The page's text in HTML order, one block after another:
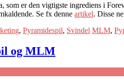
som er den vigtigste ingrediens i
Se fx denne artikel. Disse
, Pyramidespil, Svindel MLM,
og MLM